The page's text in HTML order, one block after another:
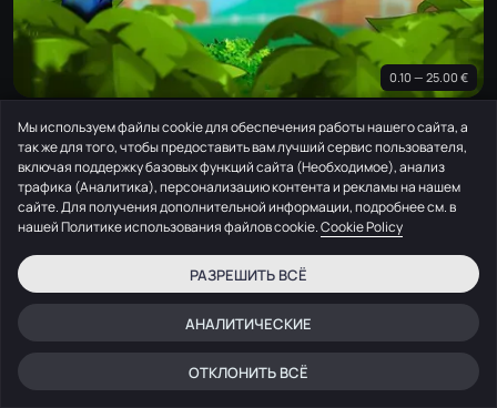
Главная Поиск Меню Войти Чат
0.10 — 25.00 €
Fruit Duel
HackSaw
Мы используем файлы cookie для обеспечения работы нашего сайта, а
так же для того, чтобы предоставить вам лучший сервис пользователя,
включая поддержку базовых функций сайта (Необходимое), анализ
трафика (Аналитика), персонализацию контента и рекламы на нашем
сайте. Для получения дополнительной информации, подробнее см. в
нашей Политике использования файлов cookie.Cookie Policy
РАЗРЕШИТЬ ВСЁ
АНАЛИТИЧЕСКИЕ
ОТКЛОНИТЬ ВСЁ